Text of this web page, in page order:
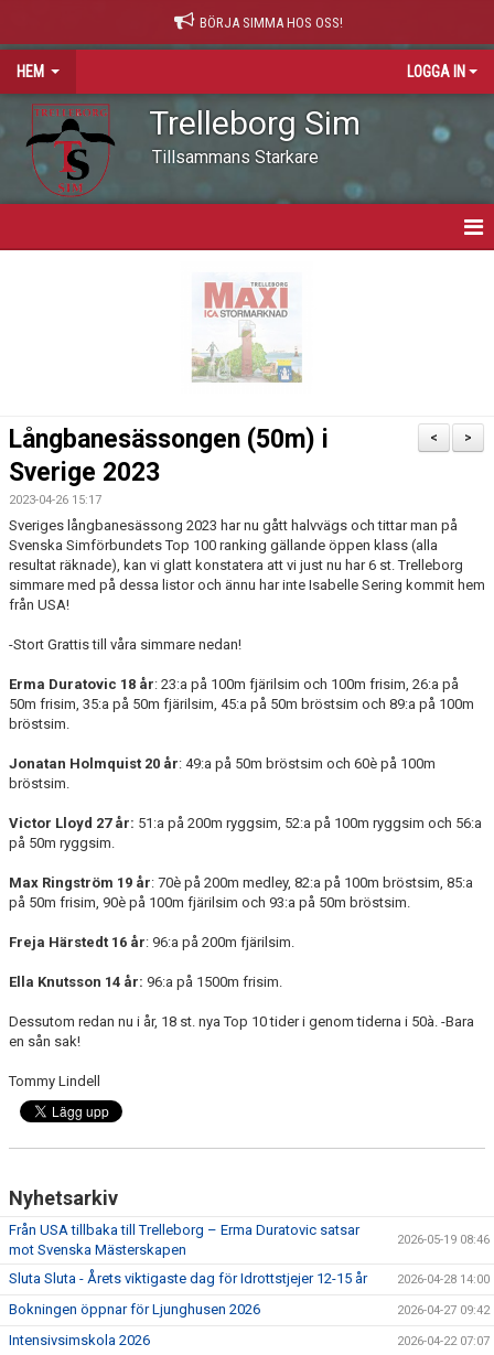
BÖRJA SIMMA HOS OSS!
HEM LOGGA IN
Trelleborg Sim
Tillsammans Starkare
OM KLUBBEN
KONTAKT
KALENDER
BILDGALLERI
DOKUMENT
>
<
Långbanesässongen (50m) i
Sverige 2023
2023-04-26 15:17
Sveriges långbanesässong 2023 har nu gått halvvägs och tittar man på
Svenska Simförbundets Top 100 ranking gällande öppen klass (alla
resultat räknade), kan vi glatt konstatera att vi just nu har 6 st. Trelleborg
simmare med på dessa listor och ännu har inte Isabelle Sering kommit hem
från USA!
-Stort Grattis till våra simmare nedan!
Erma Duratovic 18 år: 23:a på 100m fjärilsim och 100m frisim, 26:a på
50m frisim, 35:a på 50m fjärilsim, 45:a på 50m bröstsim och 89:a på 100m
bröstsim.
Jonatan Holmquist 20 år: 49:a på 50m bröstsim och 60è på 100m
bröstsim.
Victor Lloyd 27 år: 51:a på 200m ryggsim, 52:a på 100m ryggsim och 56:a
på 50m ryggsim.
Max Ringström 19 år: 70è på 200m medley, 82:a på 100m bröstsim, 85:a
på 50m frisim, 90è på 100m fjärilsim och 93:a på 50m bröstsim.
Freja Härstedt 16 år: 96:a på 200m fjärilsim.
Ella Knutsson 14 år: 96:a på 1500m frisim.
Dessutom redan nu i år, 18 st. nya Top 10 tider i genom tiderna i 50à. -Bara
en sån sak!
Tommy Lindell
Nyhetsarkiv
Från USA tillbaka till Trelleborg – Erma Duratovic satsar
mot Svenska Mästerskapen
2026-05-19 08:46
Sluta Sluta - Årets viktigaste dag för Idrottstjejer 12-15 år 2026-04-28 14:00
Bokningen öppnar för Ljunghusen 2026 2026-04-27 09:42
Intensivsimskola 2026 2026-04-22 07:07